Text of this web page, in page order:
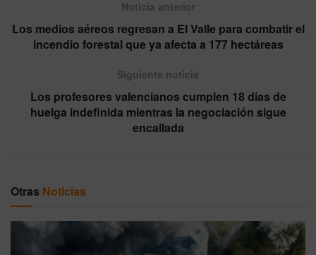
Noticia anterior
Los medios aéreos regresan a El Valle para combatir el
incendio forestal que ya afecta a 177 hectáreas
Siguiente noticia
Los profesores valencianos cumplen 18 días de
huelga indefinida mientras la negociación sigue
encallada
Otras Noticias